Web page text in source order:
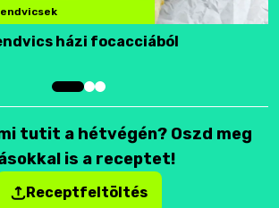
házi focacciából
tutit a hétvégén? Oszd meg
is a receptet!
Receptfeltöltés